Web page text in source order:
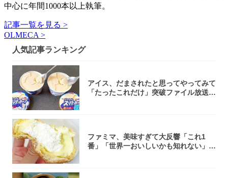
中心に年間1000本以上執筆。
記事一覧を見る >
OLMECA >
人気記事ランキング
アイス、だまされたと思ってやってみて
「たったこれだけ」突破ファイル放送で
ファミマ、美味すぎて大反響「これ1
番」「世界一おいしいかも知れない」